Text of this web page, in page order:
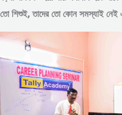
তো শিশুই, তাদের তো কোন সমস্যাই নেই